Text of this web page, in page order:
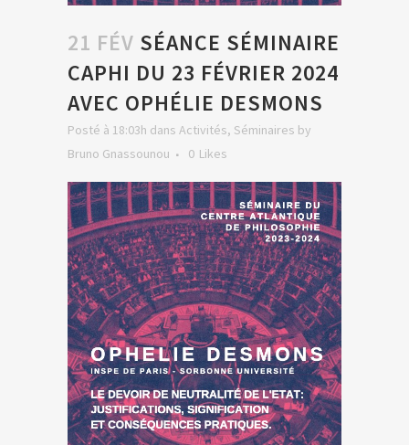
21 FÉV SÉANCE SÉMINAIRE
CAPHI DU 23 FÉVRIER 2024
AVEC OPHÉLIE DESMONS
Posté à 18:03h dans Activités, Séminaires by
Bruno Gnassounou
0 Likes